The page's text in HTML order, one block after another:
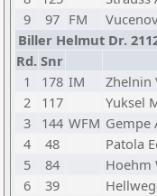
9
97 FM
Biller Helmut Dr.
Rd. Snr
1
178 IM Zhelnin
2
117 Yuksel
3
144 WFM Gempe
4
48 Patola
5
84 Hoehm
6
39